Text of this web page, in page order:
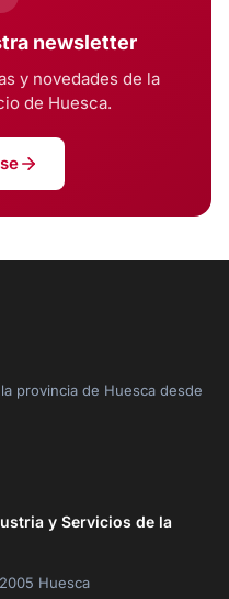
newsletter
y novedades de la
de Huesca.
provincia de Huesca desde
y Servicios de la
Huesca